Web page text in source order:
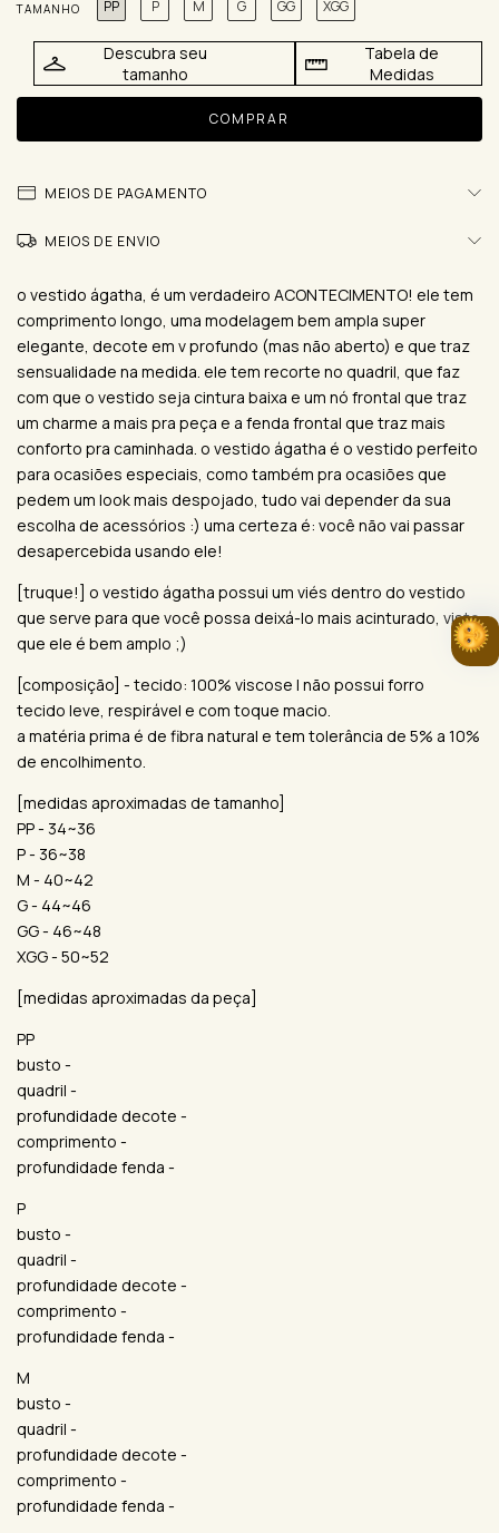
TAMANHO PP P M G GG XGG
Descubra seu
tamanho
Tabela de
Medidas
MEIOS DE PAGAMENTO
MEIOS DE ENVIO
o vestido ágatha, é um verdadeiro ACONTECIMENTO! ele tem
comprimento longo, uma modelagem bem ampla super
elegante, decote em v profundo (mas não aberto) e que traz
sensualidade na medida. ele tem recorte no quadril, que faz
com que o vestido seja cintura baixa e um nó frontal que traz
um charme a mais pra peça e a fenda frontal que traz mais
conforto pra caminhada. o vestido ágatha é o vestido perfeito
para ocasiões especiais, como também pra ocasiões que
pedem um look mais despojado, tudo vai depender da sua
escolha de acessórios :) uma certeza é: você não vai passar
desapercebida usando ele!
[truque!] o vestido ágatha possui um viés dentro do vestido
que serve para que você possa deixá-lo mais acinturado, visto
que ele é bem amplo ;)
[composição] - tecido: 100% viscose | não possui forro
tecido leve, respirável e com toque macio.
a matéria prima é de fibra natural e tem tolerância de 5% a 10%
de encolhimento.
[medidas aproximadas de tamanho]
PP - 34~36
P - 36~38
M - 40~42
G - 44~46
GG - 46~48
XGG - 50~52
[medidas aproximadas da peça]
PP
busto -
quadril -
profundidade decote -
comprimento -
profundidade fenda -
P
busto -
quadril -
profundidade decote -
comprimento -
profundidade fenda -
M
busto -
quadril -
profundidade decote -
comprimento -
profundidade fenda -